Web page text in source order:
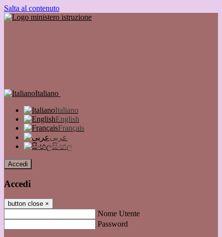
Salta al contenuto
Italiano
Italiano
English
Français
عربى
සිංහල
Accedi
Accedi
button close ×
Nome Utente
Password